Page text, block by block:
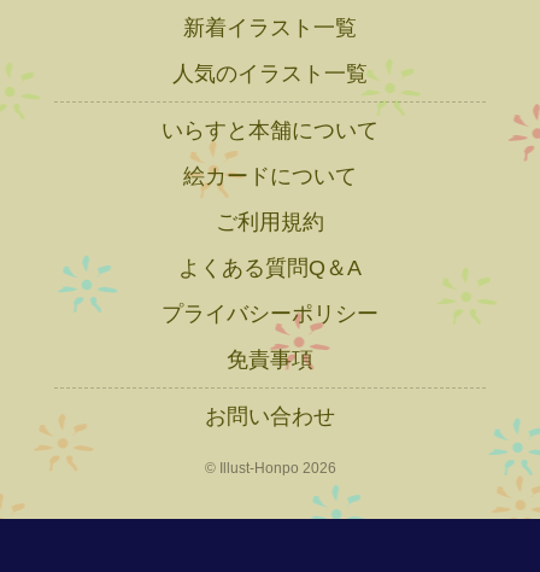
新着イラスト一覧
人気のイラスト一覧
いらすと本舗について
絵カードについて
ご利用規約
よくある質問Q＆A
プライバシーポリシー
免責事項
お問い合わせ
© Illust-Honpo 2026